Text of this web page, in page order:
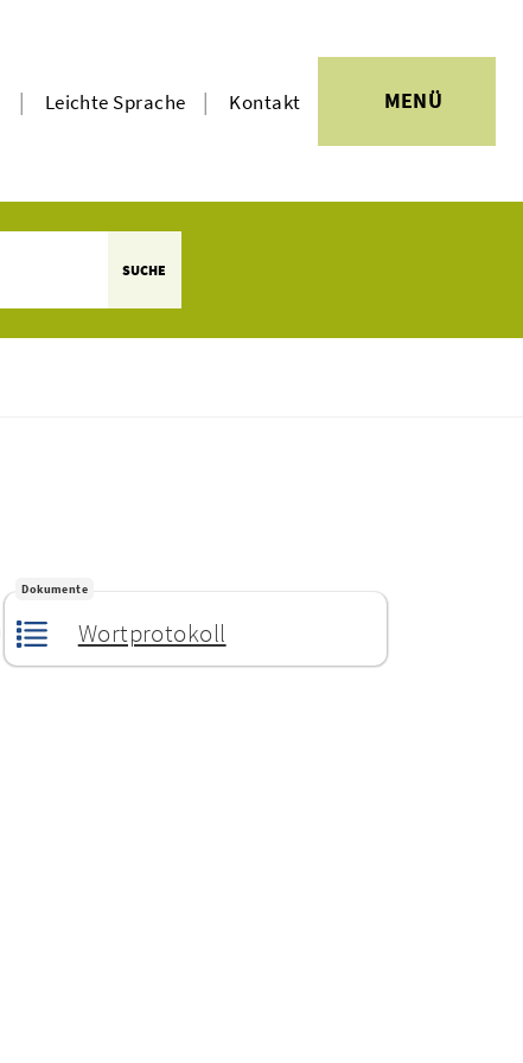
| Leichte Sprache | Kontakt MENÜ
SUCHE
Dokumente
Wortprotokoll